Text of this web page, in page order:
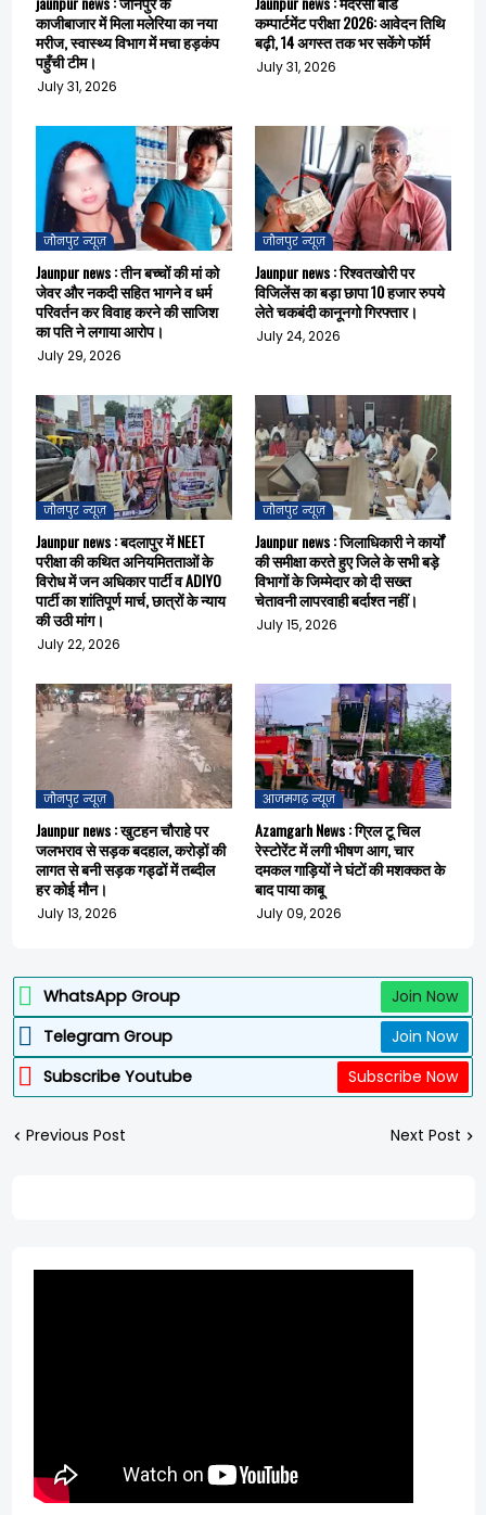
काजीबाजार में मिला मलेरिया का नया
मरीज, स्वास्थ्य विभाग में मचा हड़कंप
पहुँची टीम।
July 31, 2026
कम्पार्टमेंट परीक्षा 2026: आवेदन तिथि
बढ़ी, 14 अगस्त तक भर सकेंगे फॉर्म
July 31, 2026
जौनपुर न्यूज़
Jaunpur news : तीन बच्चों की मां को
जेवर और नकदी सहित भागने व धर्म
परिवर्तन कर विवाह करने की साजिश
का पति ने लगाया आरोप।
July 29, 2026
जौनपुर न्यूज़
Jaunpur news : रिश्वतखोरी पर
विजिलेंस का बड़ा छापा 10 हजार रुपये
लेते चकबंदी कानूनगो गिरफ्तार।
July 24, 2026
जौनपुर न्यूज़
Jaunpur news : बदलापुर में NEET
परीक्षा की कथित अनियमितताओं के
विरोध में जन अधिकार पार्टी व ADIYO
पार्टी का शांतिपूर्ण मार्च, छात्रों के न्याय
की उठी मांग।
July 22, 2026
जौनपुर न्यूज़
Jaunpur news : जिलाधिकारी ने कार्यों
की समीक्षा करते हुए जिले के सभी बड़े
विभागों के जिम्मेदार को दी सख्त
चेतावनी लापरवाही बर्दाश्त नहीं।
July 15, 2026
जौनपुर न्यूज़
Jaunpur news : खुटहन चौराहे पर
जलभराव से सड़क बदहाल, करोड़ों की
लागत से बनी सड़क गड्ढों में तब्दील
हर कोई मौन।
July 13, 2026
आजमगढ़ न्यूज़
Azamgarh News : ग्रिल टू चिल
रेस्टोरेंट में लगी भीषण आग, चार
दमकल गाड़ियों ने घंटों की मशक्कत के
बाद पाया काबू
July 09, 2026
WhatsApp Group
Join Now
Telegram Group
Join Now
Subscribe Youtube
Subscribe Now
Previous Post Next Post